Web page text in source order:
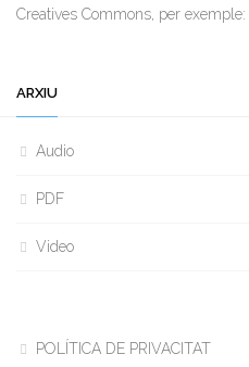
Creatives Commons, per exemple:
ARXIU
Audio
PDF
Video
POLÍTICA DE PRIVACITAT